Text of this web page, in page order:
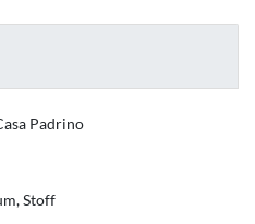
Padrino
Stoff